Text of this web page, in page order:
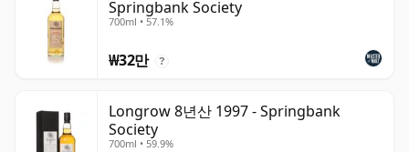
Springbank Society
700ml • 57.1%
₩32만 ?
Longrow 8년산 1997 - Springbank
Society
700ml • 59.9%